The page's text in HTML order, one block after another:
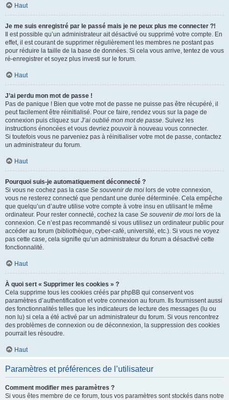
Haut
Je me suis enregistré par le passé mais je ne peux plus me connecter ?!
Il est possible qu’un administrateur ait désactivé ou supprimé votre compte. En
effet, il est courant de supprimer régulièrement les membres ne postant pas
pour réduire la taille de la base de données. Si cela vous arrive, tentez de vous
ré-enregistrer et soyez plus investi sur le forum.
Haut
J’ai perdu mon mot de passe !
Pas de panique ! Bien que votre mot de passe ne puisse pas être récupéré, il
peut facilement être réinitialisé. Pour ce faire, rendez vous sur la page de
connexion puis cliquez sur J’ai oublié mon mot de passe. Suivez les
instructions énoncées et vous devriez pouvoir à nouveau vous connecter.
Si toutefois vous ne parveniez pas à réinitialiser votre mot de passe, contactez
un administrateur du forum.
Haut
Pourquoi suis-je automatiquement déconnecté ?
Si vous ne cochez pas la case Se souvenir de moi lors de votre connexion,
vous ne resterez connecté que pendant une durée déterminée. Cela empêche
que quelqu’un d’autre utilise votre compte à votre insu en utilisant le même
ordinateur. Pour rester connecté, cochez la case Se souvenir de moi lors de la
connexion. Ce n’est pas recommandé si vous utilisez un ordinateur public pour
accéder au forum (bibliothèque, cyber-café, université, etc.). Si vous ne voyez
pas cette case, cela signifie qu’un administrateur du forum a désactivé cette
fonctionnalité.
Haut
À quoi sert « Supprimer les cookies » ?
Cela supprime tous les cookies créés par phpBB qui conservent vos
paramètres d’authentification et votre connexion au forum. Ils fournissent aussi
des fonctionnalités telles que les indicateurs de lecture des messages (lu ou
non lu) si cela a été activé par un administrateur du forum. Si vous rencontrez
des problèmes de connexion ou de déconnexion, la suppression des cookies
pourrait les résoudre.
Haut
Paramètres et préférences de l’utilisateur
Comment modifier mes paramètres ?
Si vous êtes membre de ce forum, tous vos paramètres sont stockés dans notre